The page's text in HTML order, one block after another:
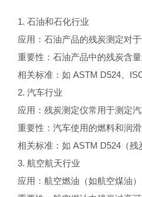
1. 石油和石化行业
应用：石油产品的残炭测定对
重要性：石油产品中的残炭含
相关标准：如 ASTM D524、
2. 汽车行业
应用：残炭测定仪常用于测定
重要性：汽车使用的燃料和润
相关标准：如 ASTM D524（残
3. 航空航天行业
应用：航空燃油（如航空煤油